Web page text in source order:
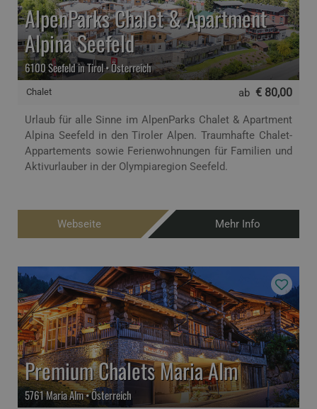
Chalet
AlpenParks Chalet & Apartment
Alpina Seefeld
6100 Seefeld in Tirol • Österreich
ab € 80,00
Urlaub für alle Sinne im AlpenParks Chalet & Apartment
Alpina Seefeld in den Tiroler Alpen. Traumhafte Chalet-
Appartements sowie Ferienwohnungen für Familien und
Aktivurlauber in der Olympiaregion Seefeld.
Webseite Mehr Info
Premium Chalets Maria Alm
5761 Maria Alm • Österreich